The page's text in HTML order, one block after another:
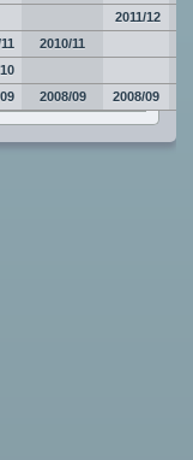
2011/12
2010/11
2008/09 2008/09